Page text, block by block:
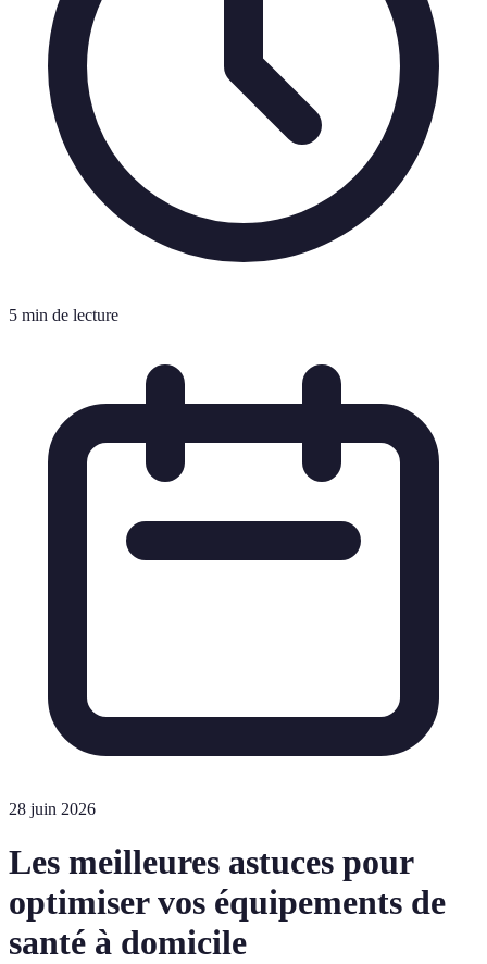
5 min de lecture
28 juin 2026
Les meilleures astuces pour
optimiser vos équipements de
santé à domicile